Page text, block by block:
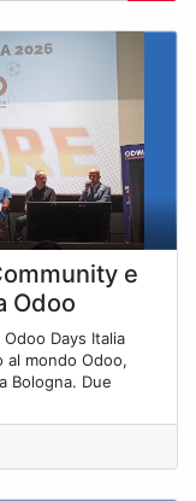
e
Odoo
Days Italia
al mondo Odoo,
Bologna. Due